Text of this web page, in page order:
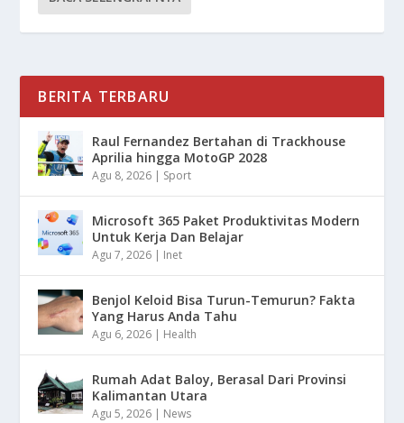
BERITA TERBARU
Raul Fernandez Bertahan di Trackhouse
Aprilia hingga MotoGP 2028
Agu 8, 2026 | Sport
Microsoft 365 Paket Produktivitas Modern
Untuk Kerja Dan Belajar
Agu 7, 2026 | Inet
Benjol Keloid Bisa Turun-Temurun? Fakta
Yang Harus Anda Tahu
Agu 6, 2026 | Health
Rumah Adat Baloy, Berasal Dari Provinsi
Kalimantan Utara
Agu 5, 2026 | News